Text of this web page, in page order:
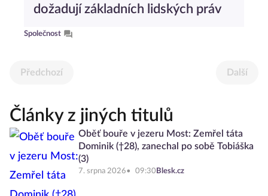
dožadují základních lidských práv
Společnost
Předchozí Další
Články z jiných titulů
Oběť bouře v jezeru Most: Zemřel táta
Dominik (†28), zanechal po sobě Tobiáška
(3)
7. srpna 2026 09:30 Blesk.cz